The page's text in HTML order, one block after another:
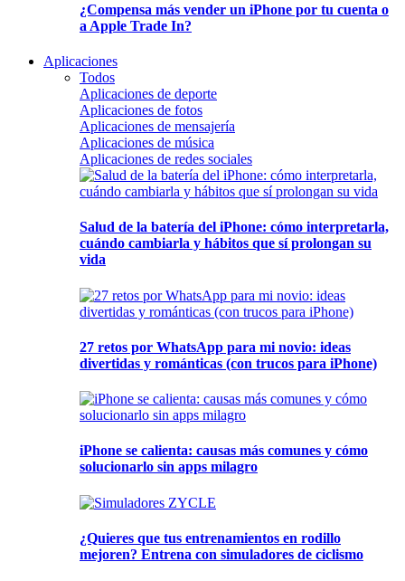
¿Compensa más vender un iPhone por tu cuenta o
a Apple Trade In?
Aplicaciones
Todos
Aplicaciones de deporte
Aplicaciones de fotos
Aplicaciones de mensajería
Aplicaciones de música
Aplicaciones de redes sociales
Salud de la batería del iPhone: cómo interpretarla,
cuándo cambiarla y hábitos que sí prolongan su
vida
27 retos por WhatsApp para mi novio: ideas
divertidas y románticas (con trucos para iPhone)
iPhone se calienta: causas más comunes y cómo
solucionarlo sin apps milagro
¿Quieres que tus entrenamientos en rodillo
mejoren? Entrena con simuladores de ciclismo